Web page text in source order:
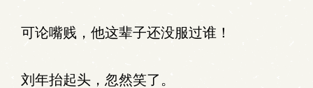
可论嘴贱，他这辈子还没服过谁！
刘年抬起头，忽然笑了。